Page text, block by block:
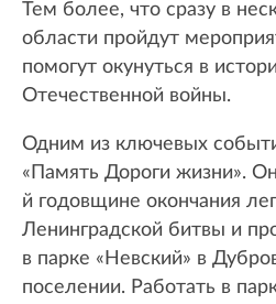
Тем более, что сразу в
области пройдут
помогут окунуться в
Отечественной войны.
Одним из ключевых
«Память Дороги жизни».
й годовщине окончания
Ленинградской битвы и
в парке «Невский» в
поселении. Работать в